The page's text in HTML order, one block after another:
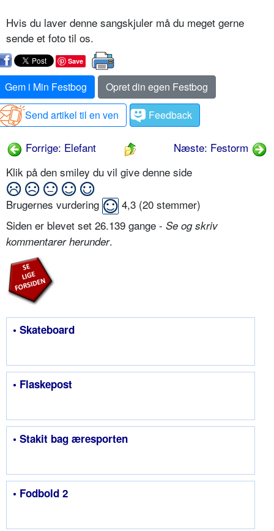
Hvis du laver denne sangskjuler må du meget gerne
sende et foto til os.
Save
Gem i Min Festbog
Opret din egen Festbog
Send artikel til en ven
Feedback
Forrige: Elefant
Næste: Festorm
Klik på den smiley du vil give denne side
Brugernes vurdering 4,3 (20 stemmer)
Siden er blevet set 26.139 gange - Se og skriv
kommentarer herunder.
• Skateboard
• Flaskepost
• Stakit bag æresporten
• Fodbold 2